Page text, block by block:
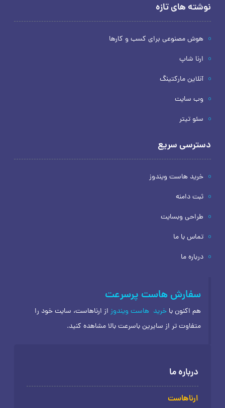
نوشته های تازه
هوش مصنوعی برای کسب و کارها
ارنا شاپ
آنلاین مارکتینگ
وب سایت
سئو تیتر
دسترسی سریع
خرید هاست ویندوز
ثبت دامنه
طراحی وبسایت
تماس با ما
درباره ما
سفارش هاست پرسرعت
هم اکنون با خرید هاست ویندوزاز ارناهاست، سایت خود را
متفاوت تر از سایرین باسرعت بالا مشاهده کنید.
درباره ما
ارناهاست